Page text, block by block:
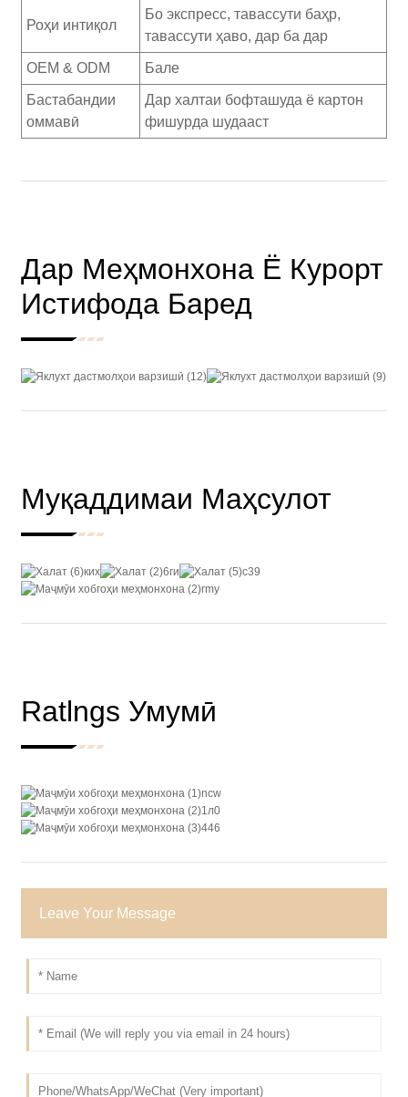
Роҳи интиқол
Бо экспресс, тавассути баҳр,
тавассути ҳаво, дар ба дар
OEM & ODM Бале
Бастабандии
оммавӣ
Дар халтаи бофташуда ё картон
фишурда шудааст
Дар Меҳмонхона Ё Курорт
Истифода Баред
Муқаддимаи Маҳсулот
Ratlngs Умумӣ
Leave Your Message